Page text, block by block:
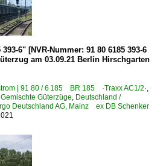
6" [NVR-Nummer: 91 80 6185 393-6
am 03.09.21 Berlin Hirschgarten
| 91 80 / 6 185 BR 185 ·Traxx AC1/2·,
Güterzüge, Deutschland /
Deutschland AG, Mainz ex DB Schenker